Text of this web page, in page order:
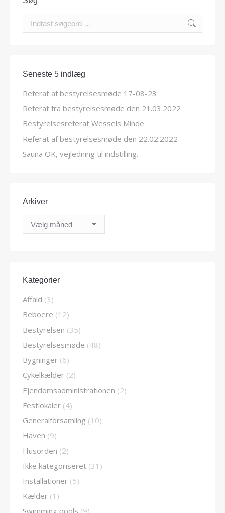
Search:
Seneste 5 indlæg
Referat af bestyrelsesmøde 17-08-23
Referat fra bestyrelsesmøde den 21.03.2022
Bestyrelsesreferat Wessels Minde
Referat af bestyrelsesmøde den 22.02.2022
Sauna OK, vejledning til indstilling.
Arkiver
Arkiver
Kategorier
Affald (3)
Beboere (12)
Bestyrelsen (35)
Bestyrelsesmøde (48)
Bygninger (6)
Cykelkælder (2)
Ejendomsadministrationen (2)
Festlokaler (4)
Generalforsamling (10)
Haven (9)
Husorden (2)
Ikke kategoriseret (31)
Installationer (5)
Kælder (1)
Swimming pools (9)